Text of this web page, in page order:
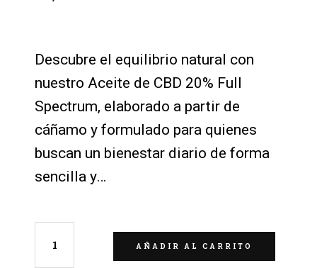
Descubre el equilibrio natural con
nuestro Aceite de CBD 20% Full
Spectrum, elaborado a partir de
cáñamo y formulado para quienes
buscan un bienestar diario de forma
sencilla y…
AÑADIR AL CARRITO